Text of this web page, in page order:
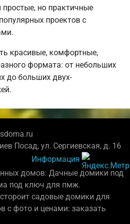
но практичные
проектов с
красивые, комфортные,
формата: от небольших
до больших двух-
Посад, ул. Сергиевская, д. 16
Информация
домов: Дачные домики под
под ключ для пмж.
садовые домики для
с фото и ценами: заказать